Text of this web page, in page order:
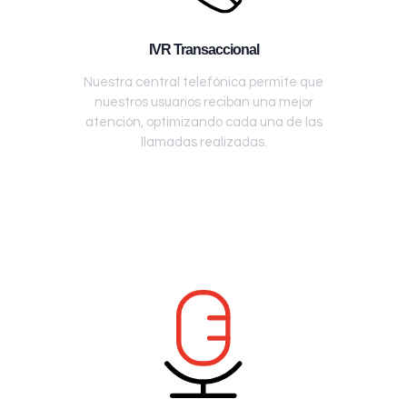
IVR Transaccional
Nuestra central telefónica permite que
nuestros usuarios reciban una mejor
atención, optimizando cada una de las
llamadas realizadas.